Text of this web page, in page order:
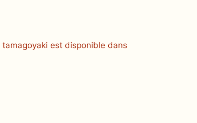
tamagoyaki est disponible dans